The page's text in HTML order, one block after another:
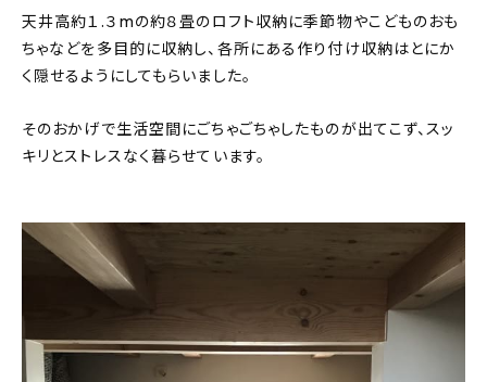
天井高約１.３mの約８畳のロフト収納に季節物やこどものおも
ちゃなどを多目的に収納し、各所にある作り付け収納はとにか
く隠せるようにしてもらいました。
そのおかげで生活空間にごちゃごちゃしたものが出てこず、スッ
キリとストレスなく暮らせています。